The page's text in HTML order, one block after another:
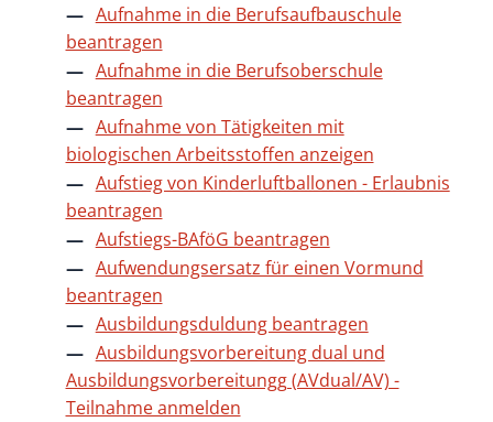
Aufnahme in die Berufsaufbauschule
beantragen
Aufnahme in die Berufsoberschule
beantragen
Aufnahme von Tätigkeiten mit
biologischen Arbeitsstoffen anzeigen
Aufstieg von Kinderluftballonen - Erlaubnis
beantragen
Aufstiegs-BAföG beantragen
Aufwendungsersatz für einen Vormund
beantragen
Ausbildungsduldung beantragen
Ausbildungsvorbereitung dual und
Ausbildungsvorbereitungg (AVdual/AV) -
Teilnahme anmelden